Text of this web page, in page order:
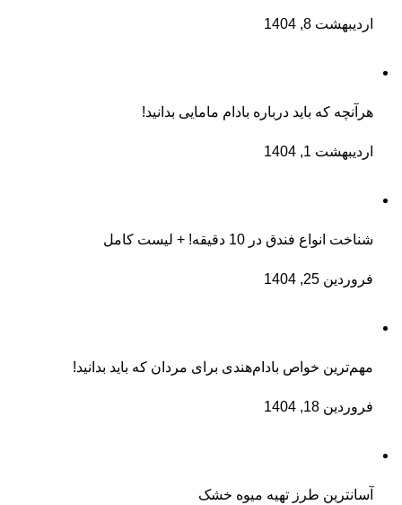
اردیبهشت 8, 1404
هرآنچه که باید درباره بادام مامایی بدانید!
اردیبهشت 1, 1404
شناخت انواع فندق در 10 دقیقه! + لیست کامل
فروردین 25, 1404
مهم‌ترین خواص بادام‌هندی برای مردان که باید بدانید!
فروردین 18, 1404
آسانترین طرز تهیه میوه خشک